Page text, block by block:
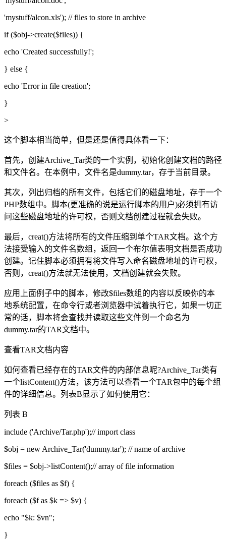
'mystuff/alcon.xls'); // files to store in archive
if ($obj->create($files)) {
echo 'Created successfully!';
} else {
echo 'Error in file creation';
}
>
这个脚本相当简单，但是还是值得具体看一下：
首先，创建Archive_Tar类的一个实例，初始化创建文档的路径
和文件名。在本例中，文件名是dummy.tar，存于当前目录。
其次，列出归档的所有文件，包括它们的磁盘地址，存于一个
PHP数组中。脚本(更准确的说是运行脚本的用户)必须拥有访
问这些磁盘地址的许可权，否则文档创建过程就会失败。
最后，creat()方法将所有的文件压缩到单个TAR文档。这个方
法接受输入的文件名数组，返回一个布尔值表明文档是否成功
创建。记住脚本必须拥有将文件写入命名磁盘地址的许可权，
否则，creat()方法就无法使用，文档创建就会失败。
应用上面例子中的脚本，修改$files数组的内容以反映你的本
地系统配置，在命令行或者浏览器中试着执行它，如果一切正
常的话，脚本将会查找并读取这些文件到一个命名为
dummy.tar的TAR文档中。
查看TAR文档内容
如何查看已经存在的TAR文件的内部信息呢?Archive_Tar类有
一个listContent()方法，该方法可以查看一个TAR包中的每个组
件的详细信息。列表B显示了如何使用它：
列表 B
include ('Archive/Tar.php');// import class
$obj = new Archive_Tar('dummy.tar'); // name of archive
$files = $obj->listContent();// array of file information
foreach ($files as $f) {
foreach ($f as $k => $v) {
echo "$k: $vn";
}